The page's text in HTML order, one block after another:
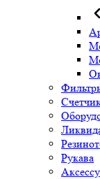
Рукава